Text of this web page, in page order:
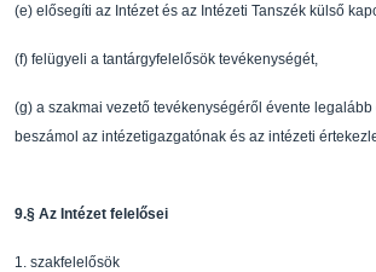
(e) el ősegíti az Intézet és az Intézeti Tanszék külső
(f) felügyeli a tantárgyfelel ősök tevékenységét,
(g) a szakmai vezető tevékenységérő l évente
beszámol az intézetigazgatónak és az intézeti
9.§ Az Intézet felel ősei
1. szakfelel ősök